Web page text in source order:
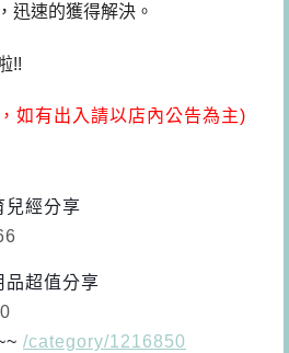
迅速的獲得解決。
!!
如有出入請以店內公告為主)
兒經分享
品超值分享
/category/1216850